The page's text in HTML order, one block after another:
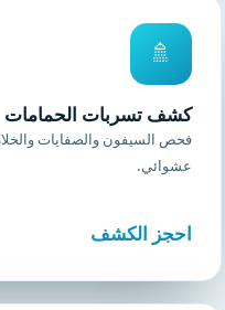
🚿
كشف تسربات الحمامات
فحص السيفون والصفايات
عشوائي.
احجز الكشف